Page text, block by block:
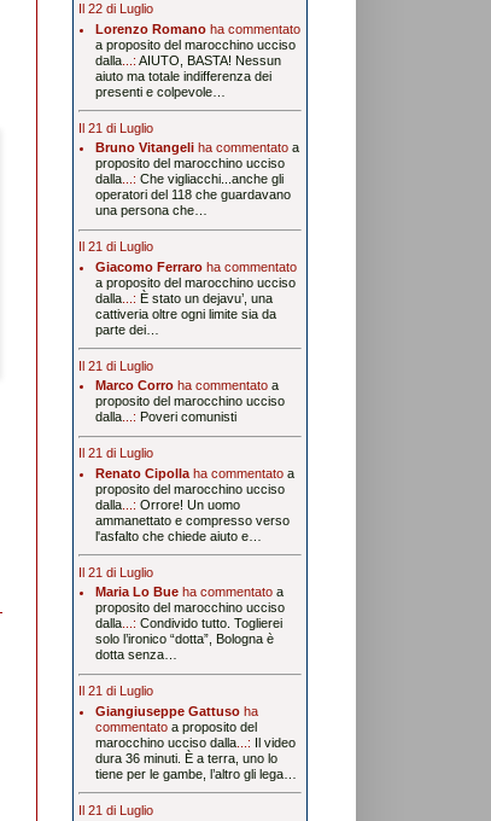
Il 22 di Luglio
Lorenzo Romanoha commentato
a proposito del marocchino ucciso
dalla...: AIUTO, BASTA! Nessun
aiuto ma totale indifferenza dei
presenti e colpevole…
Il 21 di Luglio
Bruno Vitangeliha commentato a
proposito del marocchino ucciso
dalla...: Che vigliacchi...anche gli
operatori del 118 che guardavano
una persona che…
Il 21 di Luglio
Giacomo Ferraroha commentato
a proposito del marocchino ucciso
dalla...: È stato un dejavu’, una
cattiveria oltre ogni limite sia da
parte dei…
Il 21 di Luglio
Marco Corroha commentato a
proposito del marocchino ucciso
dalla...: Poveri comunisti
Il 21 di Luglio
Renato Cipollaha commentato a
proposito del marocchino ucciso
dalla...: Orrore! Un uomo
ammanettato e compresso verso
l'asfalto che chiede aiuto e…
Il 21 di Luglio
Maria Lo Bueha commentato a
proposito del marocchino ucciso
dalla...: Condivido tutto. Toglierei
solo l’ironico “dotta”, Bologna è
dotta senza…
Il 21 di Luglio
Giangiuseppe Gattusoha
commentato a proposito del
marocchino ucciso dalla...: Il video
dura 36 minuti. È a terra, uno lo
tiene per le gambe, l’altro gli lega…
Il 21 di Luglio